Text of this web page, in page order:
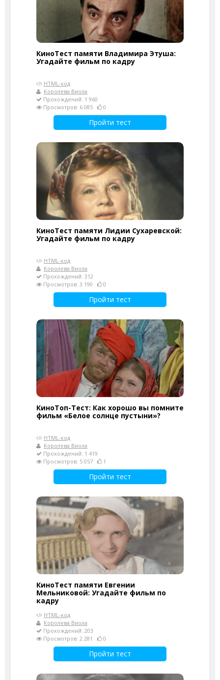
КиноТест памяти Владимира Этуша:
Угадайте фильм по кадру
HTML-код
Королева Виола
Прохождений: 1 960
Просмотров: 6 085
0
Пройти тест
КиноТест памяти Лидии Сухаревской:
Угадайте фильм по кадру
HTML-код
Королева Виола
Прохождений: 312
Просмотров: 3 190
0
Пройти тест
КиноТоп-Тест: Как хорошо вы помните
фильм «Белое солнце пустыни»?
HTML-код
Королева Виола
Прохождений: 1 419
Просмотров: 5 057
1
Пройти тест
КиноТест памяти Евгении
Мельниковой: Угадайте фильм по
кадру
HTML-код
Королева Виола
Прохождений: 203
Просмотров: 2 281
0
Пройти тест